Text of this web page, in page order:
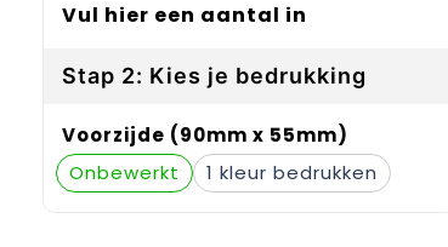
Vul hier een aantal in
Stap 2: Kies je bedrukking
Voorzijde (90mm x 55mm)
Onbewerkt
1